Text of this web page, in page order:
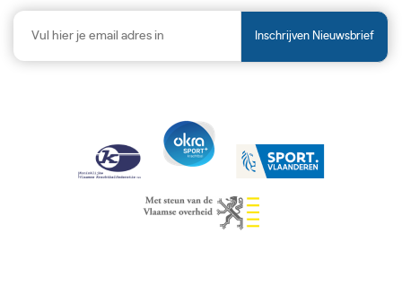
Inschrijven Nieuwsbrief